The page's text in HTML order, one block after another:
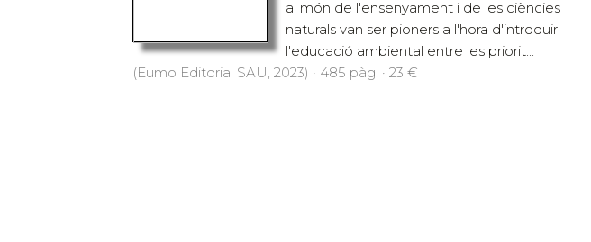
al món de l'ensenyament i de les ciències
naturals van ser pioners a l'hora d'introduir
l'educació ambiental entre les priorit...
(Eumo Editorial SAU, 2023) · 485 pàg. · 23 €